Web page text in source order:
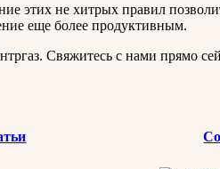
этих не хитрых правил
еще более продуктивным.
Свяжитесь с нами прямо